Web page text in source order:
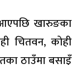
खारुङका
चितवन, कोही
ठाउँमा बसाइँ